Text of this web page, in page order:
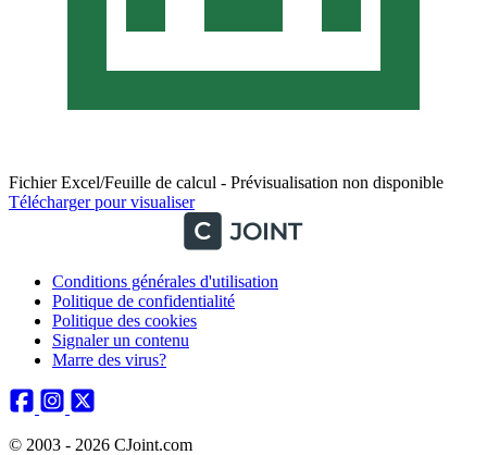
Fichier Excel/Feuille de calcul - Prévisualisation non disponible
Télécharger pour visualiser
Conditions générales d'utilisation
Politique de confidentialité
Politique des cookies
Signaler un contenu
Marre des virus?
© 2003 - 2026 CJoint.com